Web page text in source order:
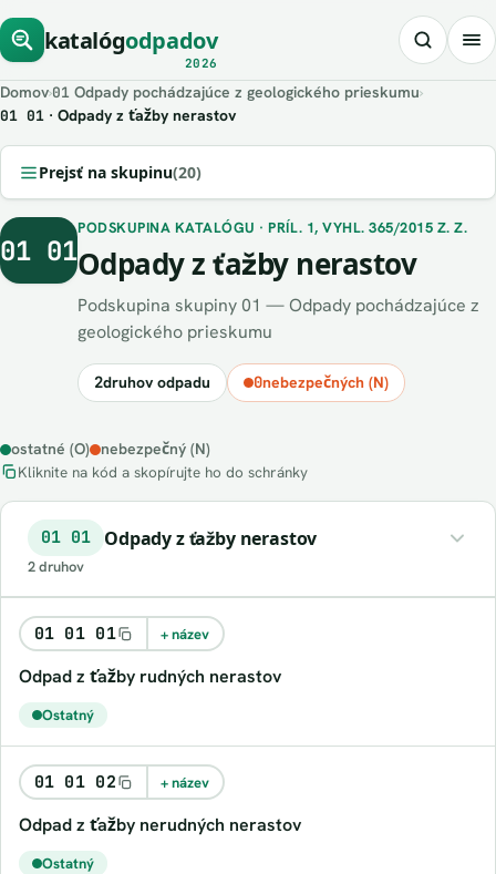
katalógodpadov
2026
Domov›01 Odpady pochádzajúce z geologického prieskumu›
01 01 · Odpady z ťažby nerastov
Prejsť na skupinu(20)
01 01
PODSKUPINA KATALÓGU · PRÍL. 1, VYHL. 365/2015 Z. Z.
Odpady z ťažby nerastov
Podskupina skupiny 01 — Odpady pochádzajúce z
geologického prieskumu
2druhov odpadu 0nebezpečných (N)
ostatné (O)
nebezpečný (N)
Kliknite na kód a skopírujte ho do schránky
01 01 Odpady z ťažby nerastov
2 druhov
01 01 01 + název
odpad z ťažby rudných nerastov
Ostatný
01 01 02 + název
odpad z ťažby nerudných nerastov
Ostatný